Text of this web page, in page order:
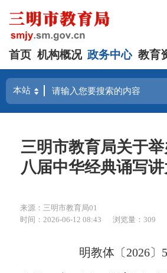
首页 机构概况 政务中心 教育
三明市教育局关于
八届中华经典诵写
来源：三明市教育局01
时间：2026-06-12 08:43
浏览量：309
明教体〔2026〕